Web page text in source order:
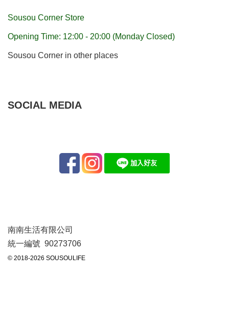
Sousou Corner Store
Opening Time: 12:00 - 20:00 (Monday Closed)
Sousou Corner in other places
SOCIAL MEDIA
南南生活有限公司
統一編號 90273706
© 2018-2026 SOUSOULIFE